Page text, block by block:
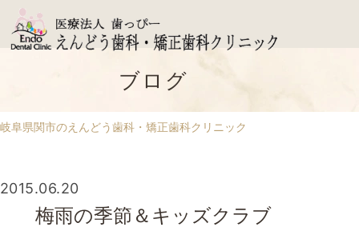
ブログ
岐阜県関市のえんどう歯科・矯正歯科クリニック
梅雨の季節＆キッズクラブ
2015.06.20